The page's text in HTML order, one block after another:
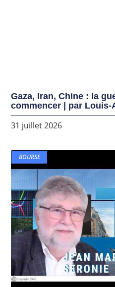
Gaza, Iran, Chine : la
commencer | par
31 juillet 2026
BOURSE